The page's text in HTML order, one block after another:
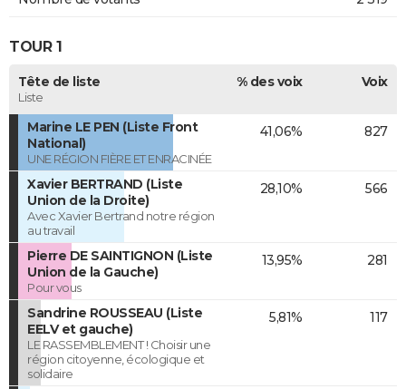
TOUR 1
Tête de liste
Liste
% des voix Voix
Marine LE PEN (Liste Front
National)
UNE RÉGION FIÈRE ET ENRACINÉE
41,06% 827
Xavier BERTRAND (Liste
Union de la Droite)
Avec Xavier Bertrand notre région
au travail
28,10% 566
Pierre DE SAINTIGNON (Liste
Union de la Gauche)
Pour vous
13,95% 281
Sandrine ROUSSEAU (Liste
EELV et gauche)
LE RASSEMBLEMENT ! Choisir une
région citoyenne, écologique et
solidaire
5,81% 117